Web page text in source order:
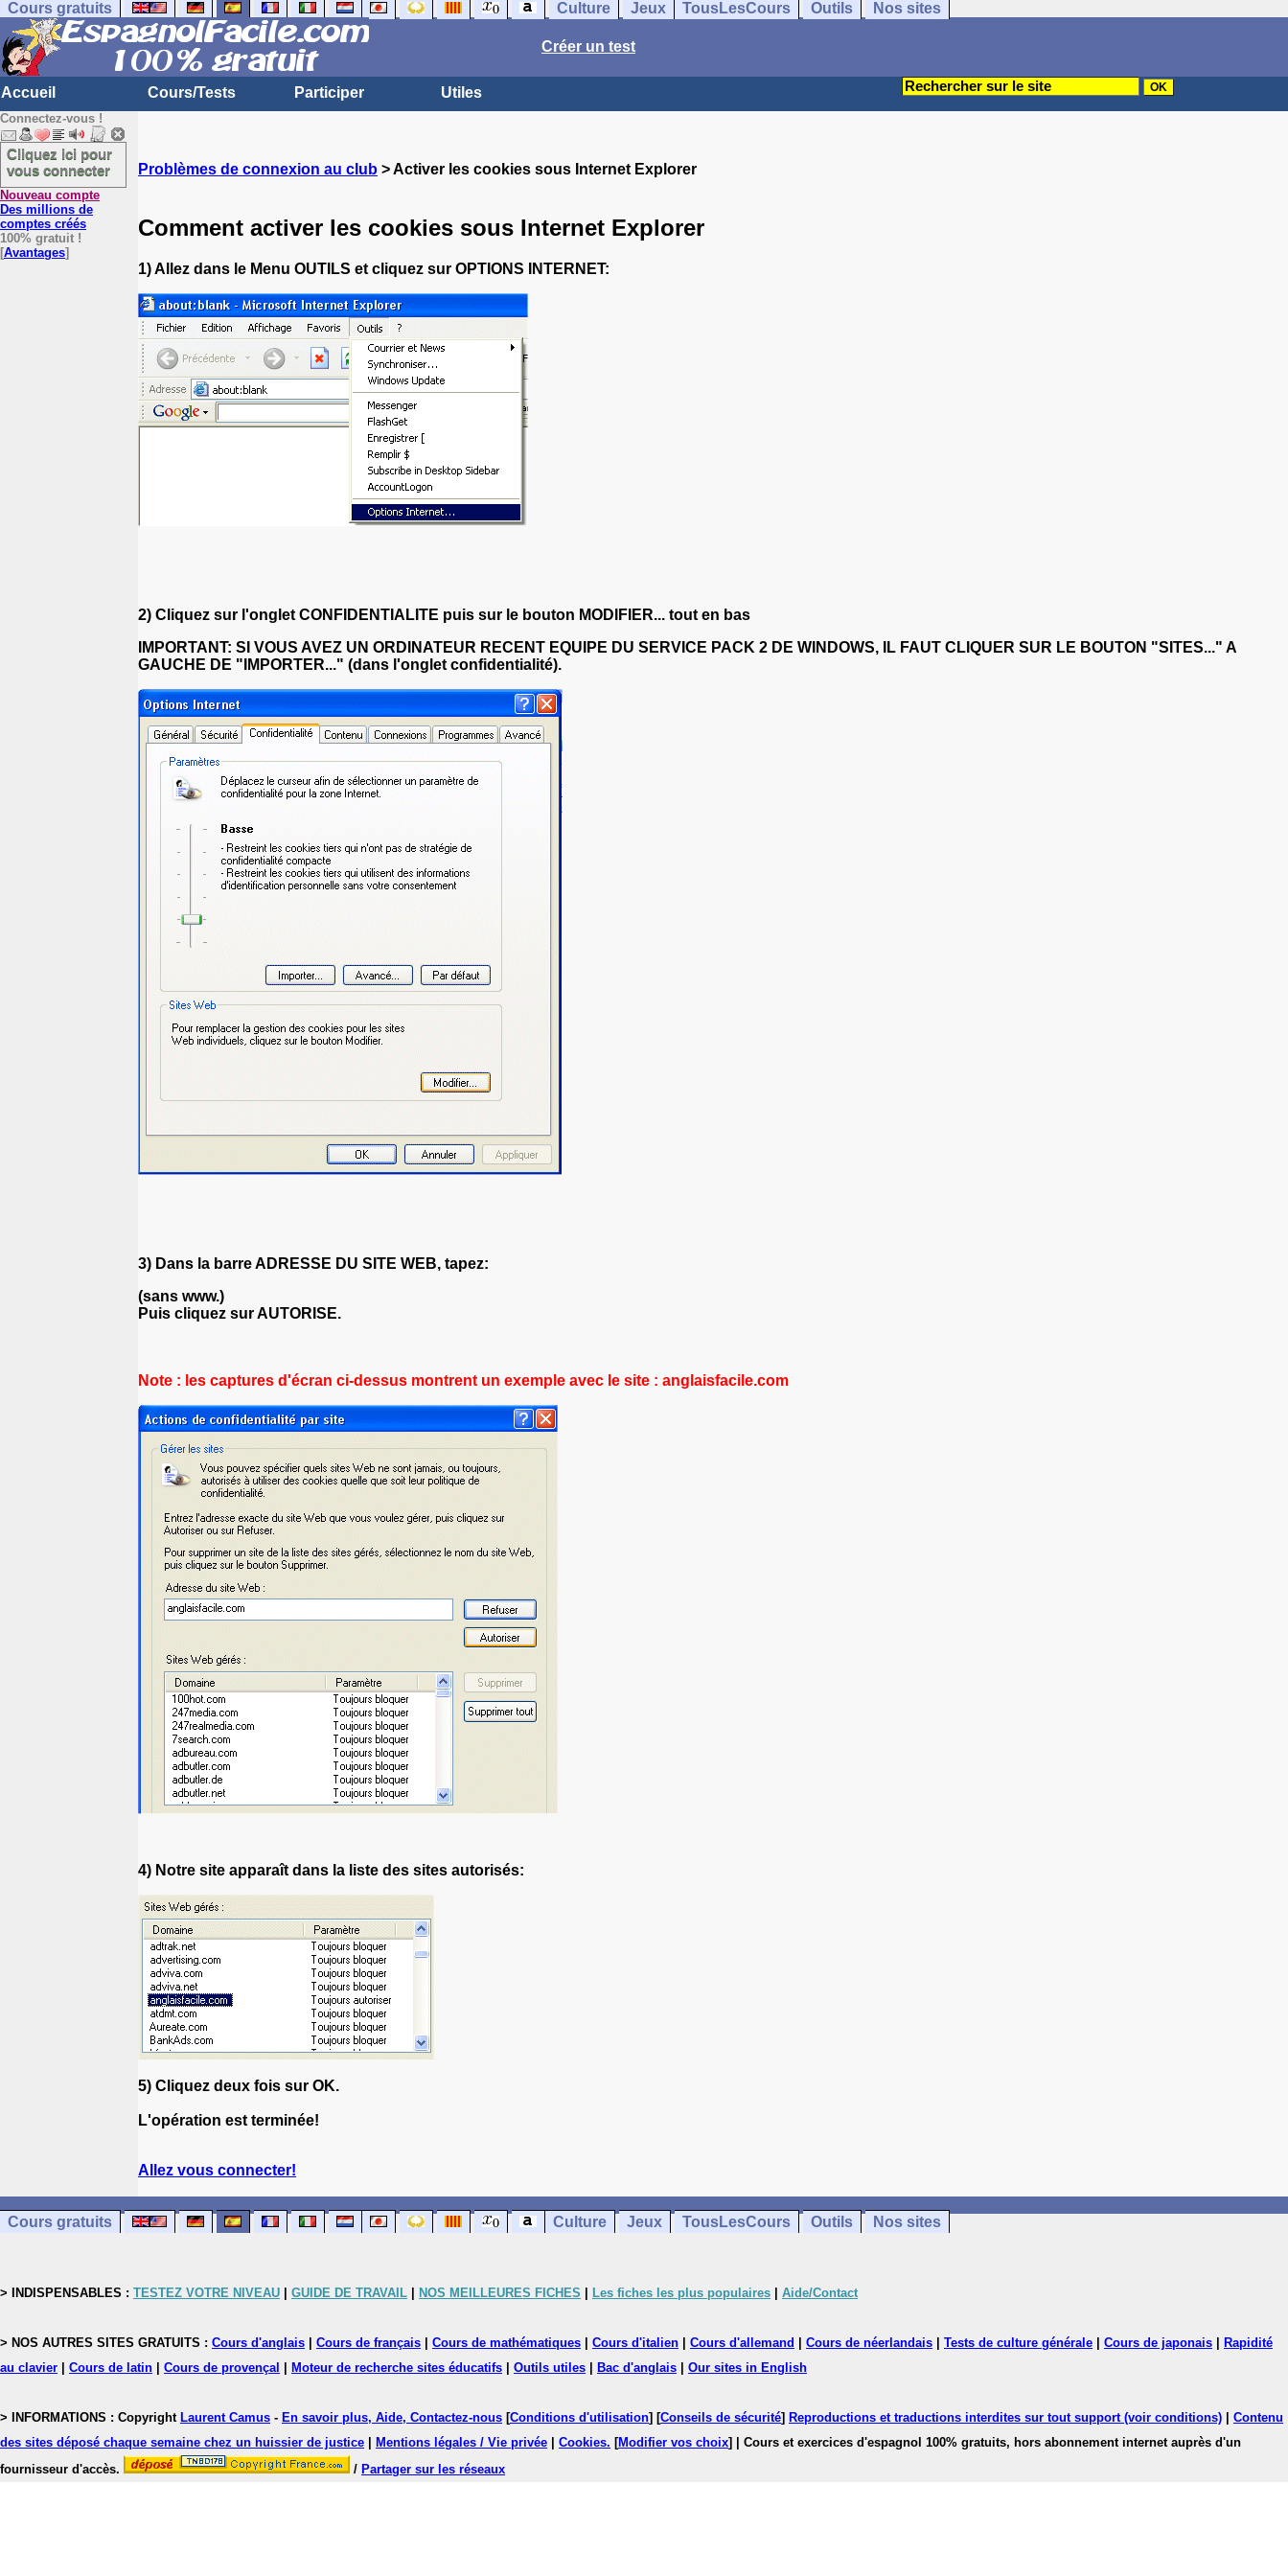
Cours gratuits Culture Jeux TousLesCours Outils Nos sites
Créer un test
Accueil Cours/Tests Participer Utiles
Connectez-vous !
Cliquez ici pour
vous connecter
Nouveau compte
Des millions de
comptes créés
100% gratuit !
[Avantages]
Problèmes de connexion au club > Activer les cookies sous Internet Explorer
Comment activer les cookies sous Internet Explorer
1) Allez dans le Menu OUTILS et cliquez sur OPTIONS INTERNET:
2) Cliquez sur l'onglet CONFIDENTIALITE puis sur le bouton MODIFIER... tout en bas
IMPORTANT: SI VOUS AVEZ UN ORDINATEUR RECENT EQUIPE DU SERVICE PACK 2 DE WINDOWS, IL FAUT CLIQUER SUR LE BOUTON "SITES..." A
GAUCHE DE "IMPORTER..." (dans l'onglet confidentialité).
3) Dans la barre ADRESSE DU SITE WEB, tapez:
(sans www.)
Puis cliquez sur AUTORISE.
Note : les captures d'écran ci-dessus montrent un exemple avec le site : anglaisfacile.com
4) Notre site apparaît dans la liste des sites autorisés:
5) Cliquez deux fois sur OK.
L'opération est terminée!
Allez vous connecter!
Cours gratuits Culture Jeux TousLesCours Outils Nos sites
> INDISPENSABLES : TESTEZ VOTRE NIVEAU GUIDE DE TRAVAIL NOS MEILLEURES FICHES Les fiches les plus populaires Aide/Contact
> NOS AUTRES SITES GRATUITS : Cours d'anglais Cours de français Cours de mathématiques Cours d'italien Cours d'allemand Cours de néerlandais Tests de culture générale Cours de japonais
Rapidité
au clavier
Cours de latin Cours de provençal Moteur de recherche sites éducatifs Outils utiles Bac d'anglais Our sites in English
> INFORMATIONS : Copyright Laurent Camus - En savoir plus, Aide, Contactez-nous [Conditions d'utilisation] [Conseils de sécurité] Reproductions et traductions interdites sur tout support (voir conditions)
Contenu
des sites déposé chaque semaine chez un huissier de justice
Mentions légales / Vie privée Cookies. [Modifier vos choix]
| Cours et exercices d'espagnol 100% gratuits, hors abonnement internet auprès d'un
fournisseur d'accès.
/ Partager sur les réseaux